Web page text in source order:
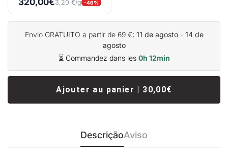
320,00€3,20 €/g -46%
Envio GRATUITO a partir de 69 €: 11 de agosto - 14 de
agosto
⏳ Commandez dans les 0h 12min
Ajouter au panier | 30,00€
DescriçãoAviso